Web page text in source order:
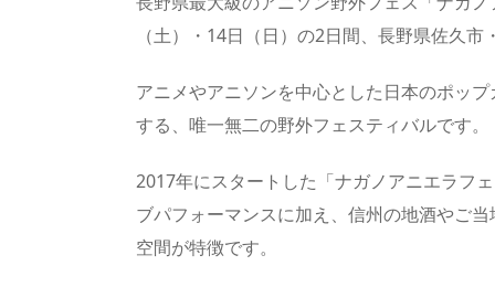
（土）・14日（日）の2日間、長野県佐久市
アニメやアニソンを中心とした日本のポッ
する、唯一無二の野外フェスティバルです。
2017年にスタートした「ナガノアニエラフ
ブパフォーマンスに加え、信州の地酒やご
空間が特徴です。